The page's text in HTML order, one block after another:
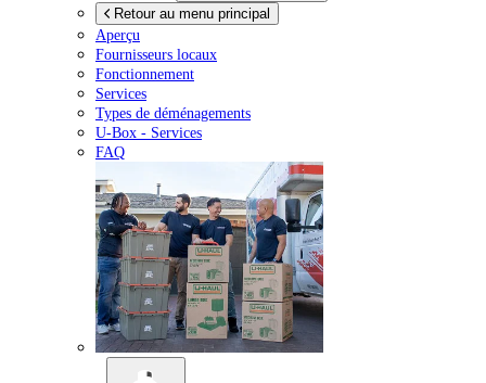
Retour au menu principal
Aperçu
Fournisseurs locaux
Fonctionnement
Services
Types de déménagements
U-Box - Services
FAQ